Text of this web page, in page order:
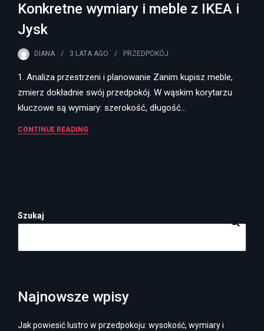
Konkretne wymiary i meble z IKEA i
Jysk
DIANA 3 LATA AGO PRZEDPOKÓJ
1. Analiza przestrzeni i planowanie Zanim kupisz meble,
zmierz dokładnie swój przedpokój. W wąskim korytarzu
kluczowe są wymiary: szerokość, długość…
CONTINUE READING
Szukaj
Najnowsze wpisy
Jak powiesić lustro w przedpokoju: wysokość, wymiary i